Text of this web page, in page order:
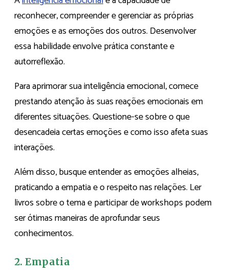
reconhecer, compreender e gerenciar as próprias
emoções e as emoções dos outros. Desenvolver
essa habilidade envolve prática constante e
autorreflexão.
Para aprimorar sua inteligência emocional, comece
prestando atenção às suas reações emocionais em
diferentes situações. Questione-se sobre o que
desencadeia certas emoções e como isso afeta suas
interações.
Além disso, busque entender as emoções alheias,
praticando a empatia e o respeito nas relações. Ler
livros sobre o tema e participar de workshops podem
ser ótimas maneiras de aprofundar seus
conhecimentos.
2. Empatia